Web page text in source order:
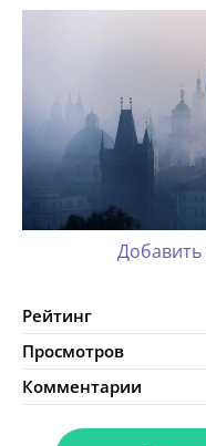
Рейтинг
Просмотров
Комментарии